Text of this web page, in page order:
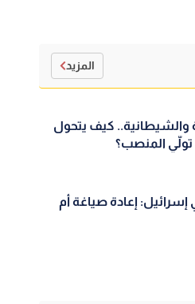
المزيد
والشيطانية.. كيف يتحول
تولّي المنصب؟
إسرائيل: إعادة صياغة أم